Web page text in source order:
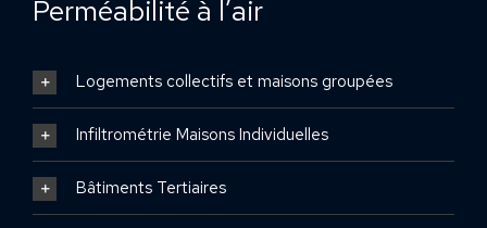
Perméabilité à l’air
Logements collectifs et maisons groupées
Infiltrométrie Maisons Individuelles
Bâtiments Tertiaires